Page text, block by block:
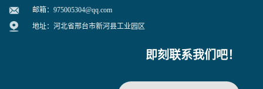
邮箱： 975005304@qq.com
地址：河北省邢台市新河县工业园区
即刻联系我们吧！